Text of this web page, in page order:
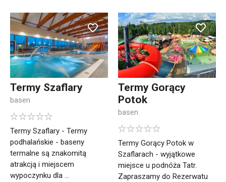
Termy Szaflary
basen
Termy Szaflary - Termy
podhalańskie - baseny
termalne są znakomitą
atrakcją i miejscem
wypoczynku dla ...
Termy Gorący
Potok
basen
Termy Gorący Potok w
Szaflarach - wyjątkowe
miejsce u podnóża Tatr.
Zapraszamy do Rezerwatu